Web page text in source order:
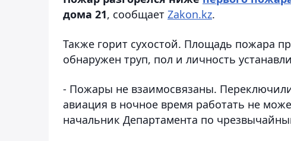
дома 21, сообщает Zakon.kz.
Также горит сухостой. Площадь пожара
обнаружен труп, пол и личность
- Пожары не взаимосвязаны.
авиация в ночное время работать не
начальник Департамента по